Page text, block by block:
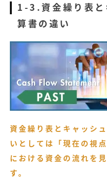
1-3.資金繰り表と
算書の違い
資金繰り表とキャッシ
いとしては「現在の視
における資金の流れを
す。